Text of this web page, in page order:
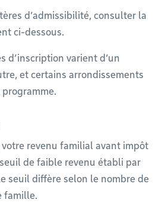
d’admissibilité, consulter la
ci-dessous.
d’inscription varient d’un
et certains arrondissements
revenu familial avant impôt
de faible revenu établi par
seuil diffère selon le nombre de
famille.